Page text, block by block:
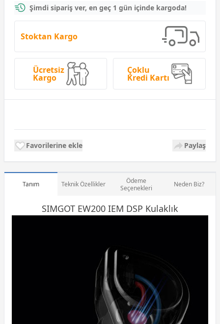
Şimdi sipariş ver, en geç 1 gün içinde kargoda!
Stoktan Kargo
Ücretsiz
Kargo
Çoklu
Kredi Kartı
Favorilerine ekle Paylaş
Tanım Teknik Özellikler
Ödeme
Seçenekleri
Neden Biz?
SIMGOT EW200 IEM DSP Kulaklık